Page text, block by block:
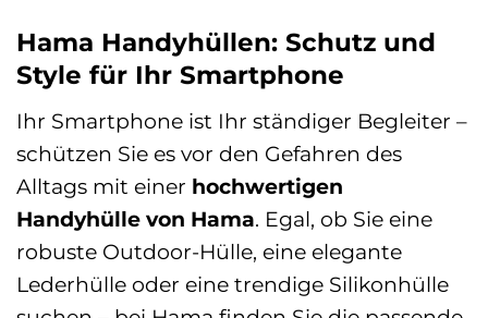
Hama Handyhüllen: Schutz und
Style für Ihr Smartphone
Ihr Smartphone ist Ihr ständiger Begleiter –
schützen Sie es vor den Gefahren des
Alltags mit einer hochwertigen
Handyhülle von Hama. Egal, ob Sie eine
robuste Outdoor-Hülle, eine elegante
Lederhülle oder eine trendige Silikonhülle